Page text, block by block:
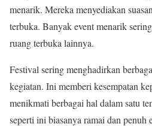
menarik. Mereka menyediakan
terbuka. Banyak event menarik
ruang terbuka lainnya.
Festival sering menghadirkan
kegiatan. Ini memberi kesempatan
menikmati berbagai hal dalam satu
seperti ini biasanya ramai dan penuh